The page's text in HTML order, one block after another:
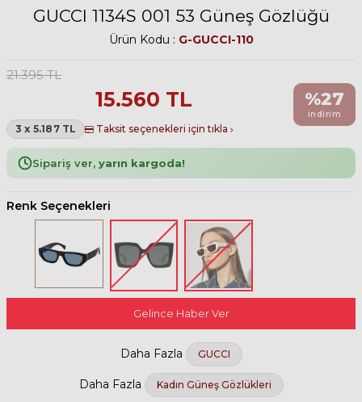
GUCCI 1134S 001 53 Güneş Gözlüğü
Ürün Kodu : G-GUCCI-110
21.395TL
15.560 TL
3 x 5.187 TL Taksit seçenekleri için tıkla
%27
indirim
Sipariş ver, yarın kargoda!
Renk Seçenekleri
Gelince Haber Ver
Daha Fazla GUCCI
Daha Fazla Kadın Güneş Gözlükleri